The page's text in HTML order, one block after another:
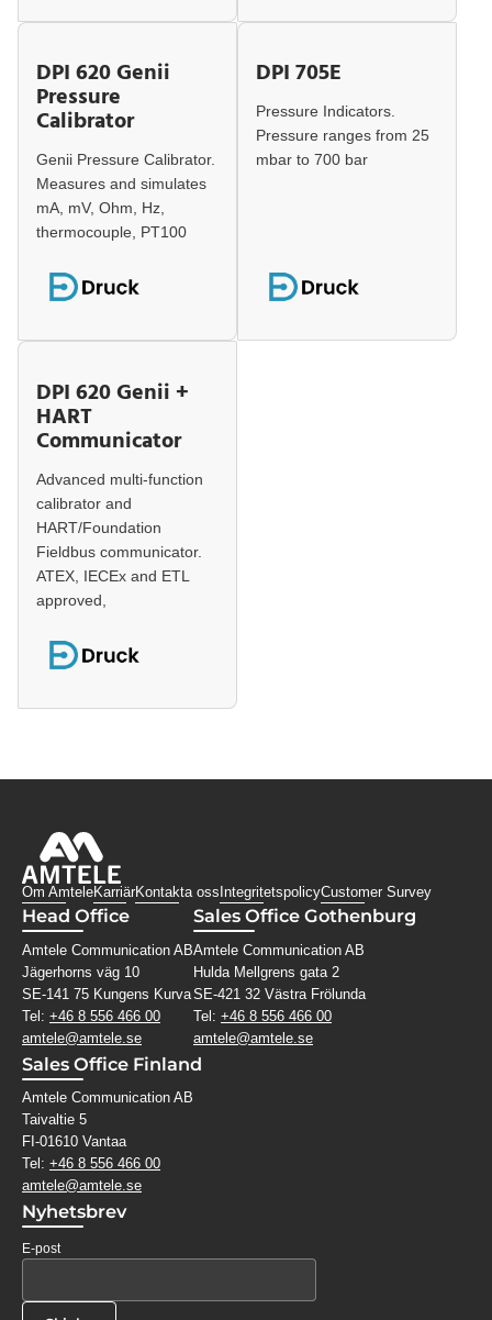
DPI 620 Genii
Pressure
Calibrator
Genii Pressure Calibrator.
Measures and simulates
mA, mV, Ohm, Hz,
thermocouple, PT100
DPI 705E
Pressure Indicators.
Pressure ranges from 25
mbar to 700 bar
DPI 620 Genii +
HART
Communicator
Advanced multi-function
calibrator and
HART/Foundation
Fieldbus communicator.
ATEX, IECEx and ETL
approved,
Om AmteleKarriärKontakta oss IntegritetspolicyCustomer Survey
Head Office
Amtele Communication AB
Jägerhorns väg 10
SE-141 75 Kungens Kurva
Tel: +46 8 556 466 00
amtele@amtele.se
Sales Office Gothenburg
Amtele Communication AB
Hulda Mellgrens gata 2
SE-421 32 Västra Frölunda
Tel: +46 8 556 466 00
amtele@amtele.se
Sales Office Finland
Amtele Communication AB
Taivaltie 5
FI-01610 Vantaa
Tel: +46 8 556 466 00
amtele@amtele.se
Nyhetsbrev
E-post